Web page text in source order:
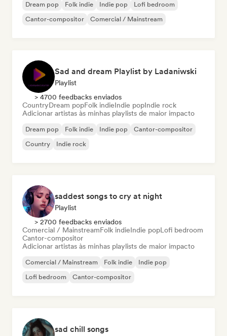
Dream pop Folk indie Indie pop
Lofi bedroom
Cantor-compositor
Comercial / Mainstream
Sad and dream Playlist by Ladaniwski
Playlist
> 4700 feedbacks enviados
CountryDream popFolk indieIndie popIndie rock
Adicionar artistas às minhas playlists de maior impacto
Dream pop Folk indie Indie pop
Cantor-compositor
Country
Indie rock
saddest songs to cry at night
Playlist
> 2700 feedbacks enviados
Comercial / MainstreamFolk indieIndie popLofi bedroom
Cantor-compositor
Adicionar artistas às minhas playlists de maior impacto
Comercial / Mainstream Folk indie
Indie pop
Lofi bedroom
Cantor-compositor
sad chill songs